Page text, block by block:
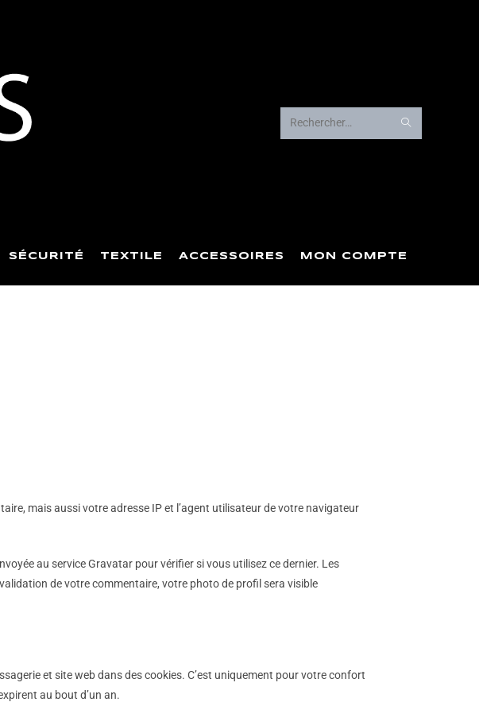
Rechercher
SÉCURITÉ TEXTILE ACCESSOIRES MON COMPTE
mais aussi votre adresse IP et l’agent utilisateur de votre navigateur
au service Gravatar pour vérifier si vous utilisez ce dernier. Les
de votre commentaire, votre photo de profil sera visible
et site web dans des cookies. C’est uniquement pour votre confort
au bout d’un an.